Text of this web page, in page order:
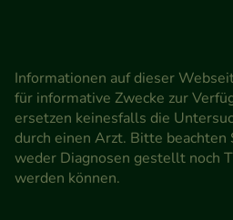
Informationen auf dieser
für informative Zwecke zur
ersetzen keinesfalls die
durch einen Arzt. Bitte beachten
weder Diagnosen gestellt noch
werden können.